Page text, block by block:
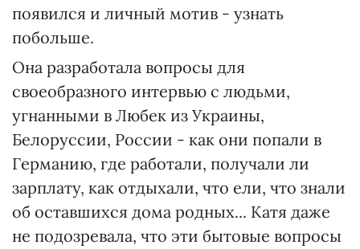
появился и личный мотив - узнать
побольше.
Она разработала вопросы для
своеобразного интервью с людьми,
угнанными в Любек из Украины,
Белоруссии, России - как они попали в
Германию, где работали, получали ли
зарплату, как отдыхали, что ели, что знали
об оставшихся дома родных... Катя даже
не подозревала, что эти бытовые вопросы